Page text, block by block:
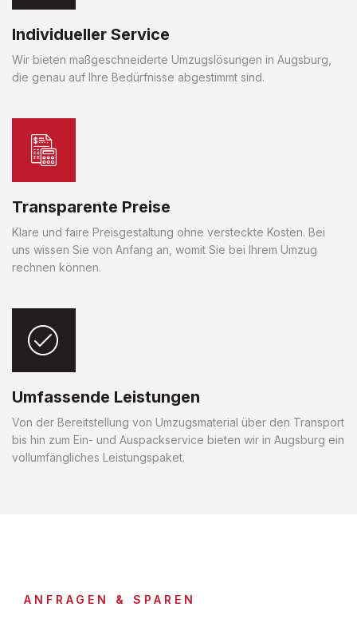
Individueller Service
Wir bieten maßgeschneiderte Umzugslösungen in Augsburg,
die genau auf Ihre Bedürfnisse abgestimmt sind.
Transparente Preise
Klare und faire Preisgestaltung ohne versteckte Kosten. Bei
uns wissen Sie von Anfang an, womit Sie bei Ihrem Umzug
rechnen können.
Umfassende Leistungen
Von der Bereitstellung von Umzugsmaterial über den Transport
bis hin zum Ein- und Auspackservice bieten wir in Augsburg ein
vollumfängliches Leistungspaket.
ANFRAGEN & SPAREN